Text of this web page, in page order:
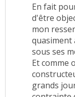
En fait
d'être
mon
quasiment
sous ses
Et comme
grands